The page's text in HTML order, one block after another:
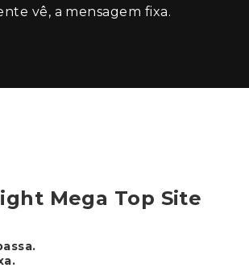
vê, a mensagem fixa.
Mega Top Site